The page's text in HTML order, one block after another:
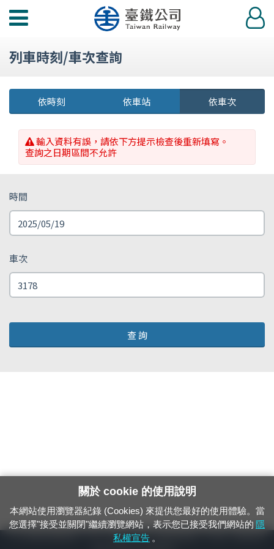
功
選
登
入
列車時刻/車次查詢
依時刻 依車站 依車次
輸入資料有誤，請依下方提示檢查後重新填寫。
查詢之日期區間不允許
時間
車次
查 詢
24小時緊急通報電話：1933（市話、手機，僅限發現軌道、平交道、橋樑及隧
關於 cookie 的使用說明
本網站使用瀏覽器紀錄 (Cookies) 來提供您最好的使用體驗。當
您選擇"接受並關閉"繼續瀏覽網站，表示您已接受我們網站的 隱
私權宣告 。